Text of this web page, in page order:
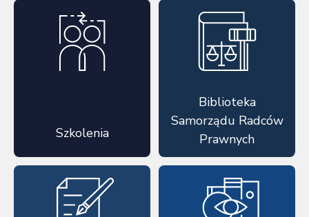
Szkolenia
Biblioteka
Samorządu Radców
Prawnych